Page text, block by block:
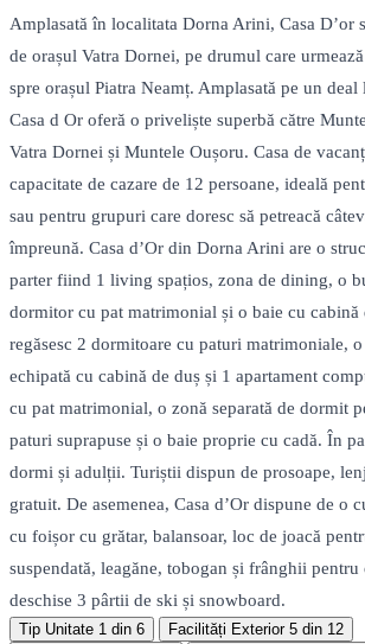
Amplasată în localitata Dorna Arini, Casa D’or
de orașul Vatra Dornei, pe drumul care
spre orașul Piatra Neamț. Amplasată pe un
Casa d Or oferă o priveliște superbă către
Vatra Dornei și Muntele Oușoru. Casa de
capacitate de cazare de 12 persoane, ideală
sau pentru grupuri care doresc să petreacă
împreună. Casa d’Or din Dorna Arini are o
parter fiind 1 living spațios, zona de dining, o
dormitor cu pat matrimonial și o baie cu cabină
regăsesc 2 dormitoare cu paturi matrimoniale,
echipată cu cabină de duș și 1 apartament
cu pat matrimonial, o zonă separată de dormit
paturi suprapuse și o baie proprie cu cadă. În
dormi și adulții. Turiștii dispun de prosoape,
gratuit. De asemenea, Casa d’Or dispune de o
cu foișor cu grătar, balansoar, loc de joacă
suspendată, leagăne, tobogan și frânghii pentru
deschise 3 pârtii de ski și snowboard.
Tip Unitate 1 din 6 Facilități Exterior 5 din 12